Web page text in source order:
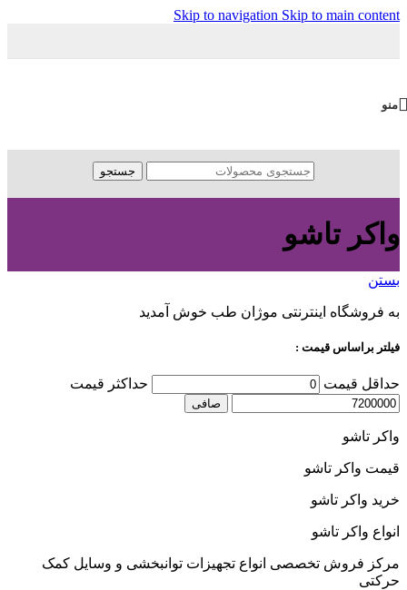
Skip to navigation Skip to main content
منو
جستجو
واکر تاشو
بستن
به فروشگاه اینترنتی موژان طب خوش آمدید
فیلتر براساس قیمت :
حداقل قیمت حداكثر قيمت
صافی
واکر تاشو
قیمت واکر تاشو
خرید واکر تاشو
انواع واکر تاشو
مرکز فروش تخصصی انواع تجهیزات توانبخشی و وسایل کمک
حرکتی